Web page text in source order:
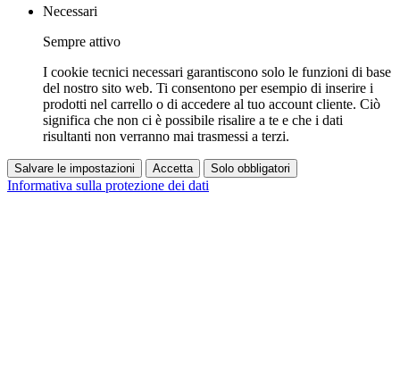
Necessari
Sempre attivo
I cookie tecnici necessari garantiscono solo le funzioni di base
del nostro sito web. Ti consentono per esempio di inserire i
prodotti nel carrello o di accedere al tuo account cliente. Ciò
significa che non ci è possibile risalire a te e che i dati
risultanti non verranno mai trasmessi a terzi.
Salvare le impostazioni Accetta Solo obbligatori
Informativa sulla protezione dei dati